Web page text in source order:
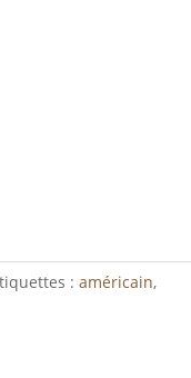
: américain,